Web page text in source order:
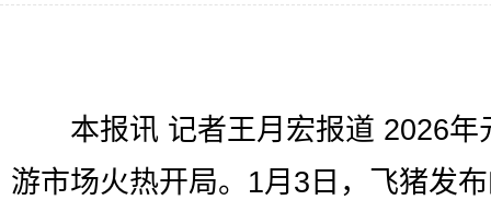
本报讯 记者王月宏报道 2026年
游市场火热开局。1月3日，飞猪发